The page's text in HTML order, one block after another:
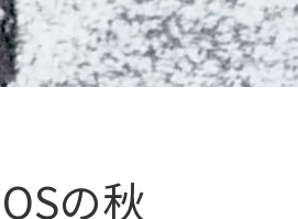
OSの秋